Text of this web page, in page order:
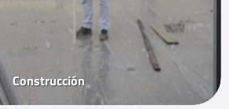
Construcción